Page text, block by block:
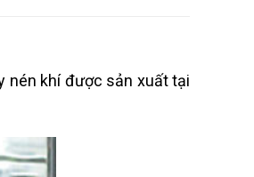
nén khí được sản xuất tại